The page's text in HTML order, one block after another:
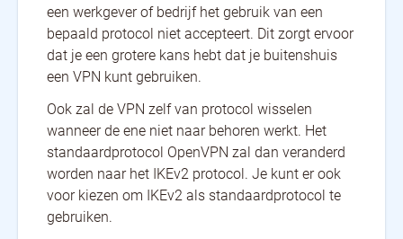
een werkgever of bedrijf het gebruik van een
bepaald protocol niet accepteert. Dit zorgt ervoor
dat je een grotere kans hebt dat je buitenshuis
een VPN kunt gebruiken.
Ook zal de VPN zelf van protocol wisselen
wanneer de ene niet naar behoren werkt. Het
standaardprotocol OpenVPN zal dan veranderd
worden naar het IKEv2 protocol. Je kunt er ook
voor kiezen om IKEv2 als standaardprotocol te
gebruiken.